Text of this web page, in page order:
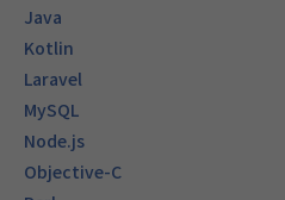
Java
Kotlin
Laravel
MySQL
Node.js
Objective-C